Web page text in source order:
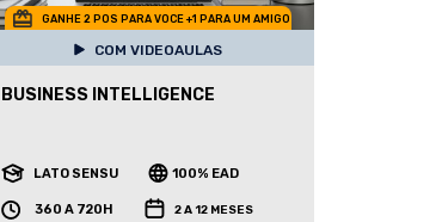
GANHE 2 POS PARA VOCE +1 PARA UM AMIGO
COM VIDEOAULAS
BUSINESS INTELLIGENCE
LATO SENSU 100% EAD
360 A 720H 2 A 12 MESES